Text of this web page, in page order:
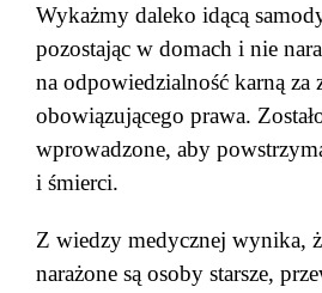
Wykażmy daleko idącą
pozostając w domach i nie
na odpowiedzialność karną za
obowiązującego prawa.
wprowadzone, aby
i śmierci.
Z wiedzy medycznej wynika,
narażone są osoby starsze,